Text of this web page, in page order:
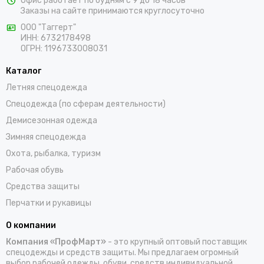
предлагаем выбрать костюмы, комбинезоны, куртки, халаты,
жилеты, фартуки, головные уборы и трикотажные изделия для
работы. Доставка заказов осуществляется по Калачу и всей
России проверенными транспортными компаниями.
Заказы на сайте принимаются круглосуточно
ООО "Таггерт"
ИНН: 6732178498
ОГРН: 1196733008031
Каталог
Летняя спецодежда
Спецодежда (по сферам деятельности)
Демисезонная одежда
Зимняя спецодежда
Охота, рыбалка, туризм
Рабочая обувь
Средства защиты
Перчатки и рукавицы
О компании
Компания «ПрофМарт» - это крупный оптовый поставщик
спецодежды и средств защиты. Мы предлагаем огромный